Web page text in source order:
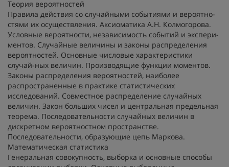
Теория вероятностей
Правила действия со случайными событиями и вероятно-
стями их осуществления. Аксиоматика А.Н. Колмогорова.
Условные вероятности, независимость событий и экспери-
ментов. Случайные величины и законы распределения
вероятностей. Основные числовые характеристики
случай-ных величин. Производящие функции моментов.
Законы распределения вероятностей, наиболее
распространенные в практике статистических
исследований. Совместное распределение случайных
величин. Закон больших чисел и центральная предельная
теорема. Последовательности случайных величин в
дискретном вероятностном пространстве.
Последовательности, образующие цепь Маркова.
Математическая статистика
Генеральная совокупность, выборка и основные способы